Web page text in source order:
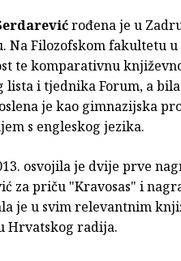
rođena je u
Na Filozofskom fakultetu
te komparativnu
lista i tjednika Forum, a
je kao gimnazijska
s engleskog jezika.
osvojila je dvije prve
za priču "Kravosas" i
je u svim relevantnim
Hrvatskog radija.